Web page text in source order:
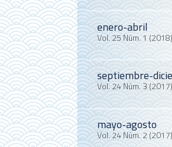
enero-abril
Vol. 25 Núm. 1 (2018)
septiembre-
Vol. 24 Núm. 3 (2017)
mayo-agosto
Vol. 24 Núm. 2 (2017)